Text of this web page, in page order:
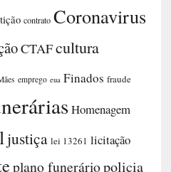
contrato Coronavirus
CTAFcultura
emprego eua Finados fraude
Homenagem
justiça lei 13261 licitação
plano funeráriopolicia